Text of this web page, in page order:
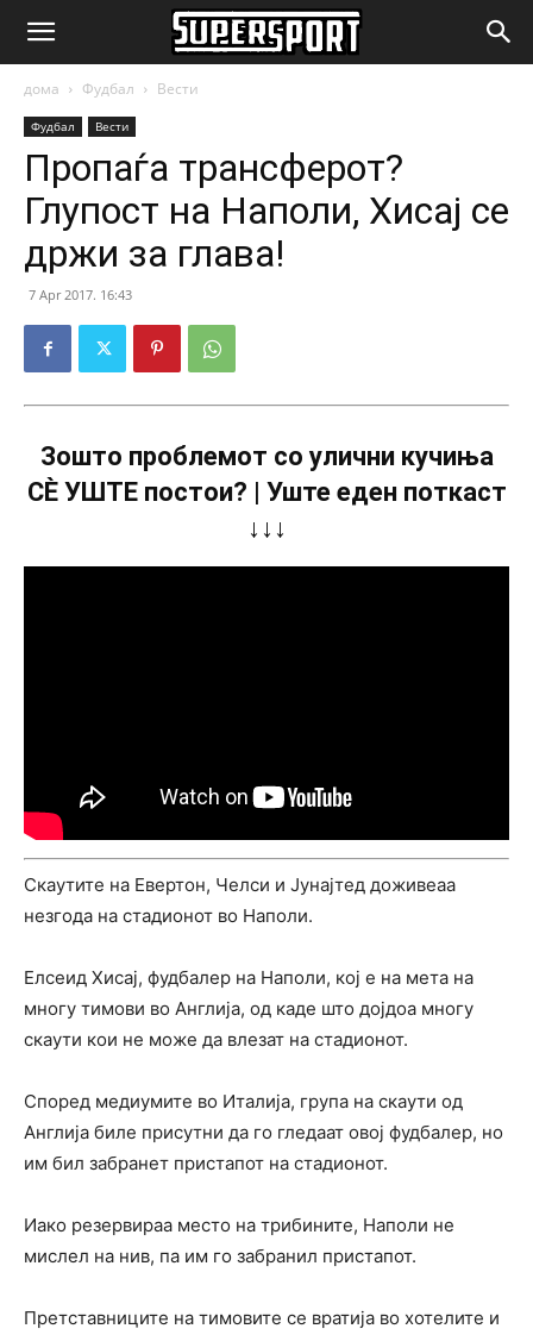
SuperSport.mk
дома Фудбал Вести
Фудбал Вести
Пропаѓа трансферот?
Глупост на Наполи, Хисај се
држи за глава!
7 Apr 2017. 16:43
Зошто проблемот со улични кучиња
СÈ УШТЕ постои? | Уште еден поткаст
↓↓↓
Скаутите на Евертон, Челси и Јунајтед доживеаа
незгода на стадионот во Наполи.
Елсеид Хисај, фудбалер на Наполи, кој е на мета на
многу тимови во Англија, од каде што дојдоа многу
скаути кои не може да влезат на стадионот.
Според медиумите во Италија, група на скаути од
Англија биле присутни да го гледаат овој фудбалер, но
им бил забранет пристапот на стадионот.
Иако резервираа место на трибините, Наполи не
мислел на нив, па им го забранил пристапот.
Претставниците на тимовите се вратија во хотелите и